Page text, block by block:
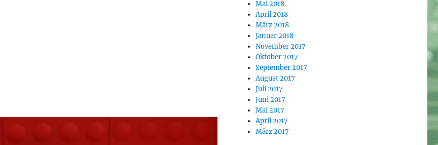
Mai 2018
April 2018
März 2018
Januar 2018
November 2017
Oktober 2017
September 2017
August 2017
Juli 2017
Juni 2017
Mai 2017
April 2017
März 2017